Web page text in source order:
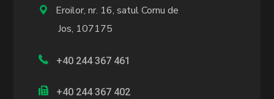
Eroilor, nr. 16, satul Cornu de
Jos, 107175
+40 244 367 461
+40 244 367 402